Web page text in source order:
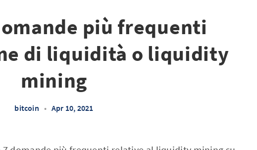
più frequenti
di liquidità o liquidity
mining
bitcoin • Apr 10, 2021